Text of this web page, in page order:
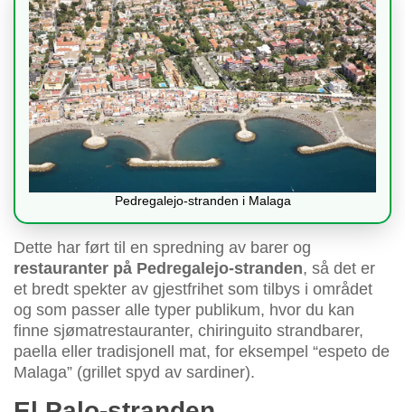
Pedregalejo-stranden i Malaga
Dette har ført til en spredning av barer og
restauranter på Pedregalejo-stranden, så det er
et bredt spekter av gjestfrihet som tilbys i området
og som passer alle typer publikum, hvor du kan
finne sjømatrestauranter, chiringuito strandbarer,
paella eller tradisjonell mat, for eksempel “espeto de
Malaga” (grillet spyd av sardiner).